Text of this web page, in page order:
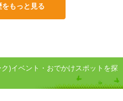
もっと見る
)イベント・おでかけスポットを探